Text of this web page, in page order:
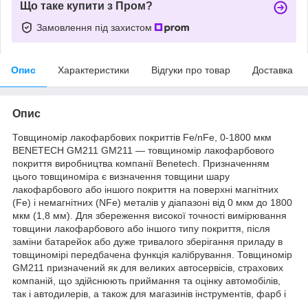
Що таке купити з Пром?
Замовлення під захистом
Опис Характеристики Відгуки про товар Доставка
Опис
Товщиномір лакофарбових покриттів Fe/nFe, 0-1800 мкм
BENETECH GM211 GM211 — товщиномір лакофарбового
покриття виробництва компанії Benetech. Призначенням
цього товщиноміра є визначення товщини шару
лакофарбового або іншого покриття на поверхні магнітних
(Fe) і немагнітних (NFe) металів у діапазоні від 0 мкм до 1800
мкм (1,8 мм). Для збереження високої точності вимірювання
товщини лакофарбового або іншого типу покриття, після
заміни батарейок або дуже тривалого зберігання приладу в
товщиномірі передбачена функція калібрування. Товщиномір
GM211 призначений як для великих автосервісів, страхових
компаній, що здійснюють приймання та оцінку автомобілів,
так і автодилерів, а також для магазинів інструментів, фарб і